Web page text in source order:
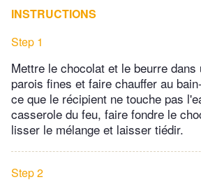
INSTRUCTIONS
Step 1
Mettre le chocolat et le beurre dans
parois fines et faire chauffer au
ce que le récipient ne touche pas
casserole du feu, faire fondre le
lisser le mélange et laisser tiédir.
Step 2